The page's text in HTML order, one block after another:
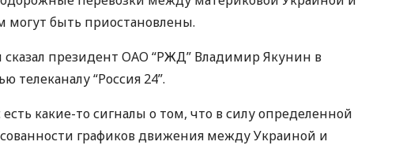
быть приостановлены.
президент ОАО “РЖД” Владимир Якунин в
телеканалу “Россия 24”.
есть какие-то сигналы о том, что в силу определенной
графиков движения между Украиной и